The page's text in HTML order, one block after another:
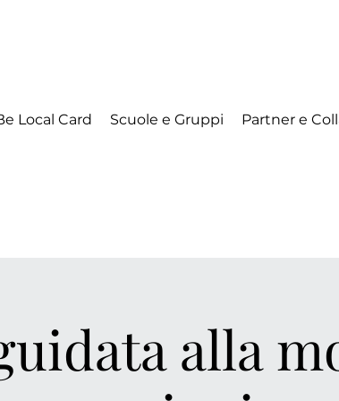
Local Card Scuole e Gruppi Partner e
alla